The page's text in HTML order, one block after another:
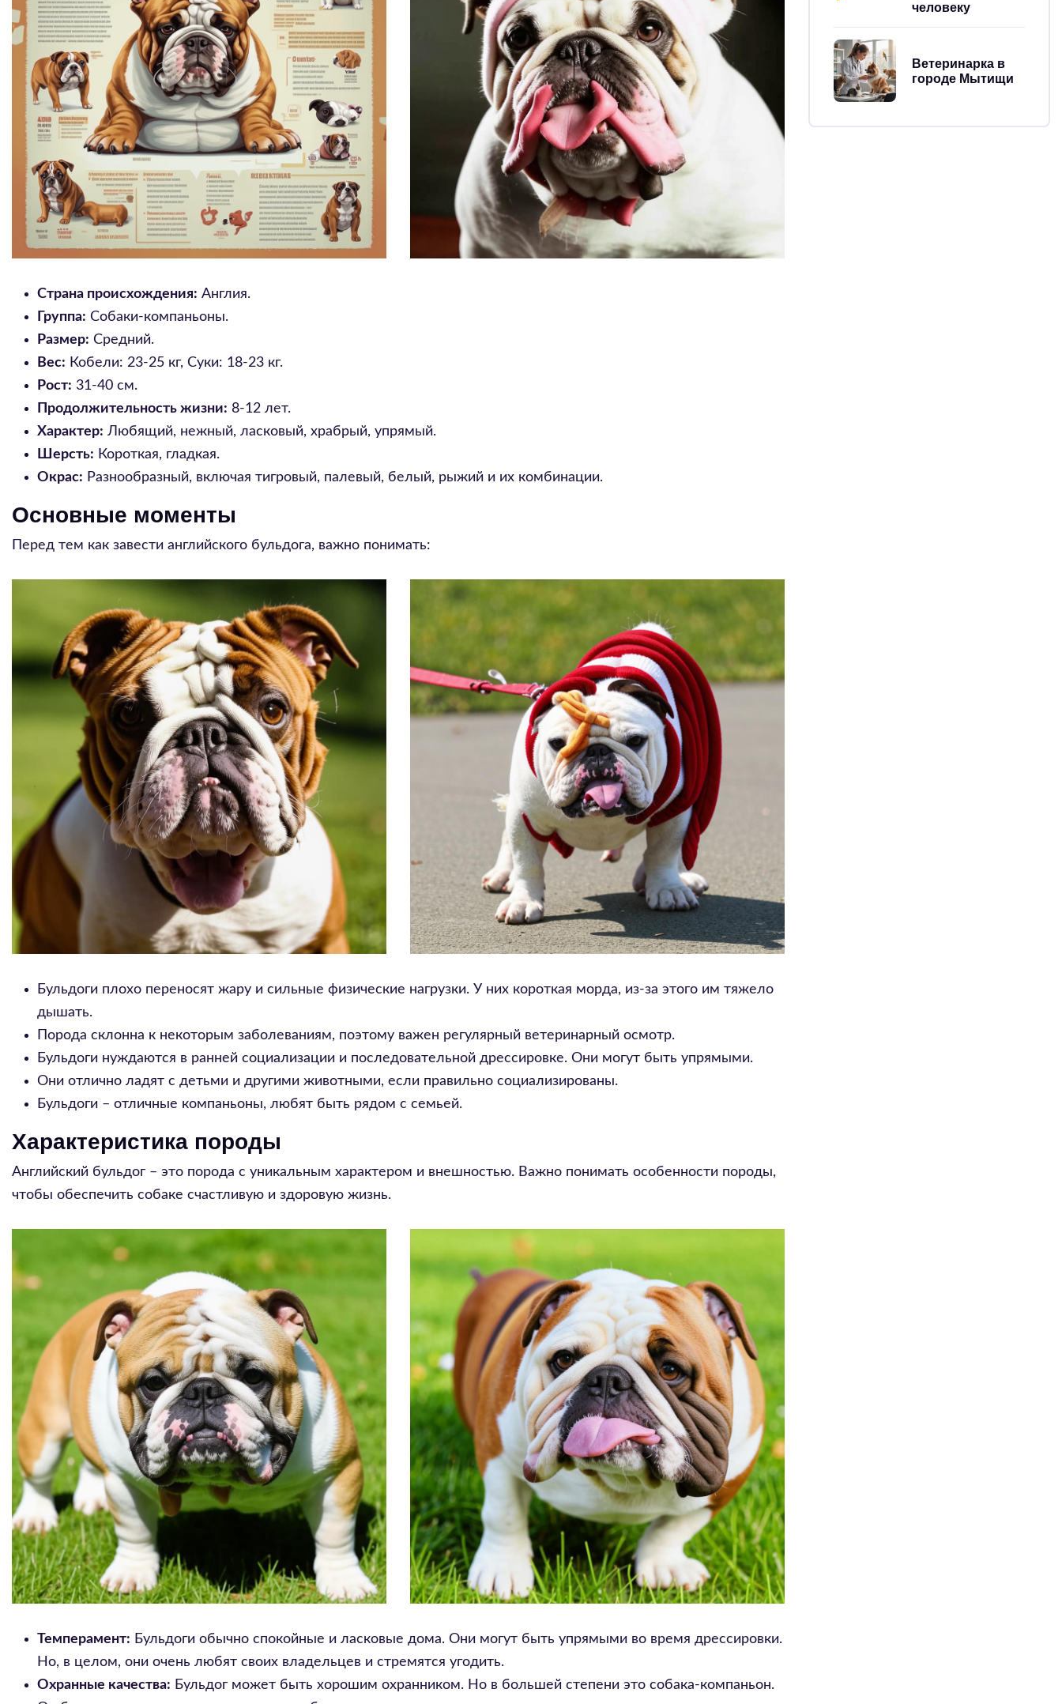
Страна происхождения: Англия.
Группа: Собаки-компаньоны.
Размер: Средний.
Вес: Кобели: 23-25 кг, Суки: 18-23 кг.
Рост: 31-40 см.
Продолжительность жизни: 8-12 лет.
Характер: Любящий, нежный, ласковый, храбрый, упрямый.
Шерсть: Короткая, гладкая.
Окрас: Разнообразный, включая тигровый, палевый, белый, рыжий и их комбинации.
Основные моменты
Перед тем как завести английского бульдога, важно понимать:
Бульдоги плохо переносят жару и сильные физические нагрузки. У них короткая морда, из-за этого им тяжело
дышать.
Порода склонна к некоторым заболеваниям, поэтому важен регулярный ветеринарный осмотр.
Бульдоги нуждаются в ранней социализации и последовательной дрессировке. Они могут быть упрямыми.
Они отлично ладят с детьми и другими животными, если правильно социализированы.
Бульдоги – отличные компаньоны, любят быть рядом с семьей.
Характеристика породы
Английский бульдог – это порода с уникальным характером и внешностью. Важно понимать особенности породы,
чтобы обеспечить собаке счастливую и здоровую жизнь.
Темперамент: Бульдоги обычно спокойные и ласковые дома. Они могут быть упрямыми во время дрессировки.
Но, в целом, они очень любят своих владельцев и стремятся угодить.
Охранные качества: Бульдог может быть хорошим охранником. Но в большей степени это собака-компаньон.
человеку
Ветеринарка в
городе Мытищи